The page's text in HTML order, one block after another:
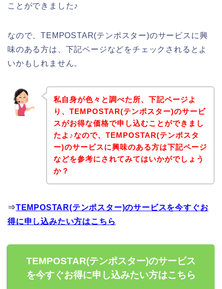
ことができました♪
なので、TEMPOSTAR(テンポスター)のサービスに興
味のある方は、下記ページなどをチェックされるとよ
いかもしれません。
私自身が色々と調べた所、下記ページよ
り、TEMPOSTAR(テンポスター)のサービ
スがお得な価格で申し込むことができまし
たよ♪なので、TEMPOSTAR(テンポスタ
ー)のサービスに興味のある方は下記ページ
などを参考にされてみてはいかがでしょう
か？
⇒TEMPOSTAR(テンポスター)のサービスを今すぐお
得に申し込みたい方はこちら
TEMPOSTAR(テンポスター)のサービス
を今すぐお得に申し込みたい方はこちら